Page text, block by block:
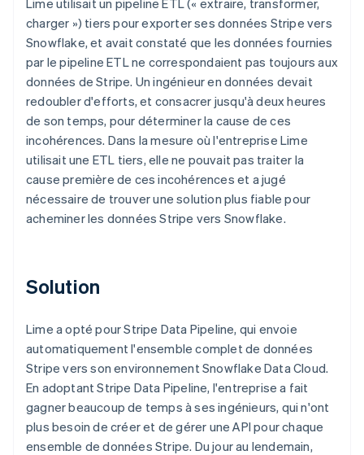
charger ») tiers pour exporter ses données Stripe vers
Snowflake, et avait constaté que les données fournies
par le pipeline ETL ne correspondaient pas toujours aux
données de Stripe. Un ingénieur en données devait
redoubler d'efforts, et consacrer jusqu'à deux heures
de son temps, pour déterminer la cause de ces
incohérences. Dans la mesure où l'entreprise Lime
utilisait une ETL tiers, elle ne pouvait pas traiter la
cause première de ces incohérences et a jugé
nécessaire de trouver une solution plus fiable pour
acheminer les données Stripe vers Snowflake.
Solution
Lime a opté pour Stripe Data Pipeline, qui envoie
automatiquement l'ensemble complet de données
Stripe vers son environnement Snowflake Data Cloud.
En adoptant Stripe Data Pipeline, l'entreprise a fait
gagner beaucoup de temps à ses ingénieurs, qui n'ont
plus besoin de créer et de gérer une API pour chaque
ensemble de données Stripe. Du jour au lendemain,